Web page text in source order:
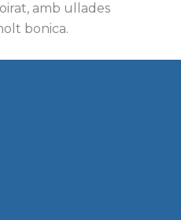
amb ullades
bonica.